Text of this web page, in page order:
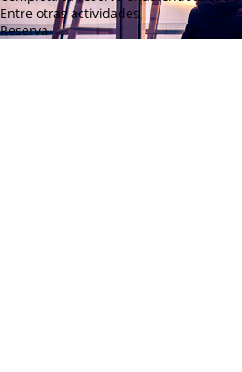
Entre otras actividades
Reserva